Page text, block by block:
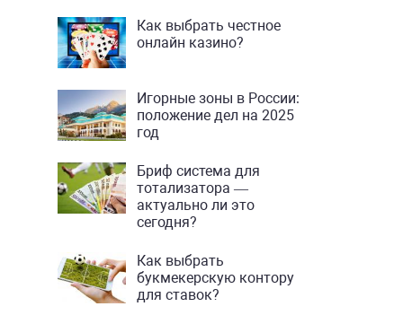
Как выбрать честное
онлайн казино?
Игорные зоны в России:
положение дел на 2025
год
Бриф система для
тотализатора —
актуально ли это
сегодня?
Как выбрать
букмекерскую контору
для ставок?